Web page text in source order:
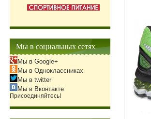
Мы в социальных сетях
Мы в Google+
Мы в Одноклассниках
Мы в twitter
Мы в Вконтакте
Присоединяйтесь!